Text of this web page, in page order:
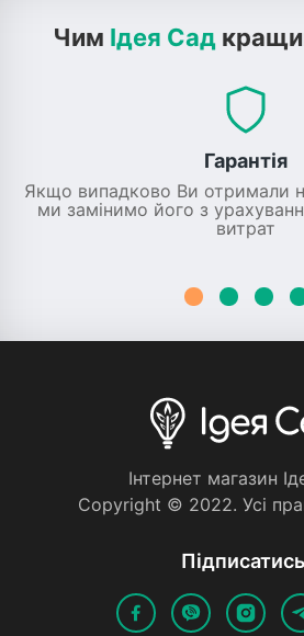
Чим Ідея Сад
Гарантія
Якщо випадково Ви отримали
ми замінимо його з
витрат
Iнтернет магазин
Copyright © 2022. Усi